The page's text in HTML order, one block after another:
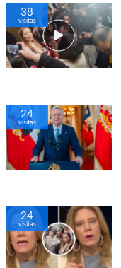
38
visitas
24
visitas
24
visitas